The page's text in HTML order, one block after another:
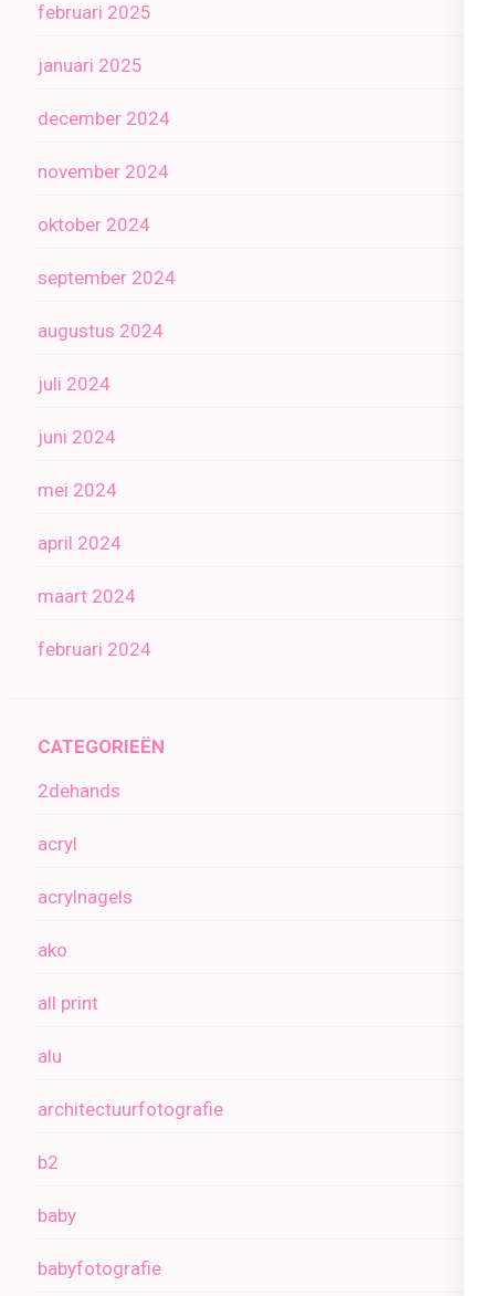
februari 2025
januari 2025
december 2024
november 2024
oktober 2024
september 2024
augustus 2024
juli 2024
juni 2024
mei 2024
april 2024
maart 2024
februari 2024
CATEGORIEËN
2dehands
acryl
acrylnagels
ako
all print
alu
architectuurfotografie
b2
baby
babyfotografie